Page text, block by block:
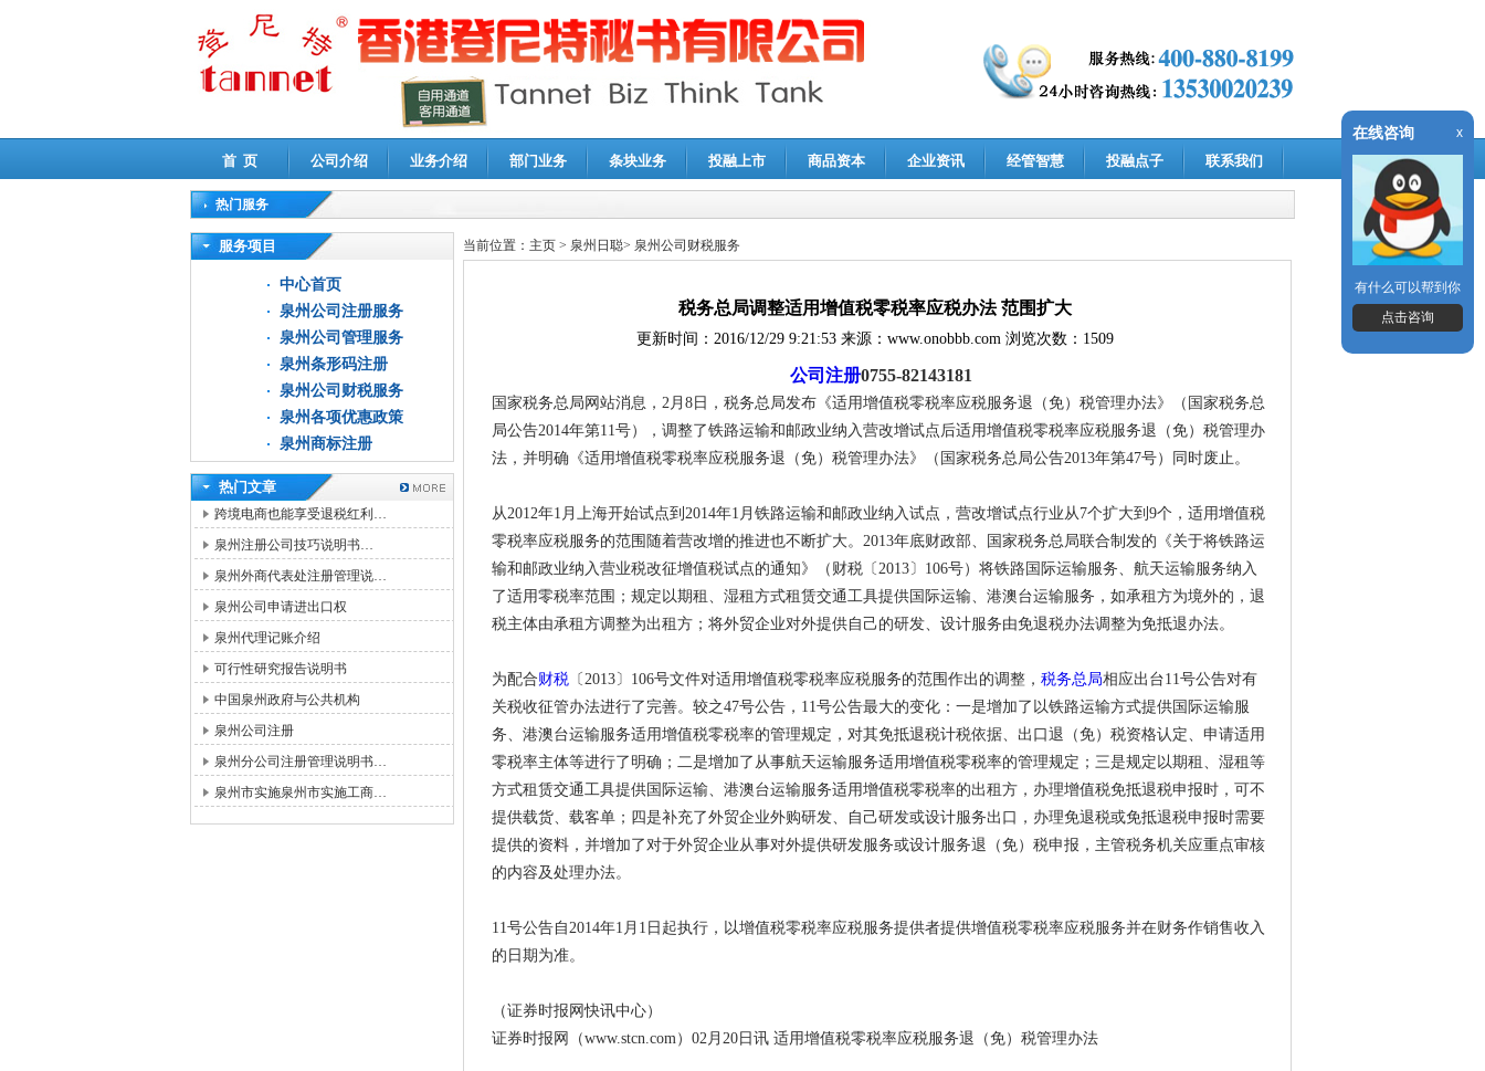
首 页 公司介绍 业务介绍 部门业务 条块业务 投融上市 商品资本 企业资讯 经管智慧 投融点子 联系我们
热门服务
高新技术企业认定审计|企业所得税汇算清缴申报鉴证
服务项目
中心首页
泉州公司注册服务
泉州公司管理服务
泉州条形码注册
泉州公司财税服务
泉州各项优惠政策
泉州商标注册
热门文章
跨境电商也能享受退税红利…
泉州注册公司技巧说明书…
泉州外商代表处注册管理说…
泉州公司申请进出口权
泉州代理记账介绍
可行性研究报告说明书
中国泉州政府与公共机构
泉州公司注册
泉州分公司注册管理说明书…
泉州市实施泉州市实施工商…
当前位置： 主页 > 泉州日聪> 泉州公司财税服务
税务总局调整适用增值税零税率应税办法 范围扩大
更新时间： 2016/12/29 9:21:53来源： www.onobbb.com浏览次数：1509
公司注册0755-82143181
国家税务总局网站消息，2月8日，税务总局发布《适用增值税零税率应税服务退（免）税管理办法》（国家税务总
局公告2014年第11号），调整了铁路运输和邮政业纳入营改增试点后适用增值税零税率应税服务退（免）税管理办
法，并明确《适用增值税零税率应税服务退（免）税管理办法》（国家税务总局公告2013年第47号）同时废止。
从2012年1月上海开始试点到2014年1月铁路运输和邮政业纳入试点，营改增试点行业从7个扩大到9个，适用增值税
零税率应税服务的范围随着营改增的推进也不断扩大。2013年底财政部、国家税务总局联合制发的《关于将铁路运
输和邮政业纳入营业税改征增值税试点的通知》（财税〔2013〕106号）将铁路国际运输服务、航天运输服务纳入
了适用零税率范围；规定以期租、湿租方式租赁交通工具提供国际运输、港澳台运输服务，如承租方为境外的，退
税主体由承租方调整为出租方；将外贸企业对外提供自己的研发、设计服务由免退税办法调整为免抵退办法。
为配合财税 〔2013〕106号文件对适用增值税零税率应税服务的范围作出的调整， 税务总局相应出台11号公告对有
关税收征管办法进行了完善。较之47号公告，11号公告最大的变化：一是增加了以铁路运输方式提供国际运输服
务、港澳台运输服务适用增值税零税率的管理规定，对其免抵退税计税依据、出口退（免）税资格认定、申请适用
零税率主体等进行了明确；二是增加了从事航天运输服务适用增值税零税率的管理规定；三是规定以期租、湿租等
方式租赁交通工具提供国际运输、港澳台运输服务适用增值税零税率的出租方，办理增值税免抵退税申报时，可不
提供载货、载客单；四是补充了外贸企业外购研发、自己研发或设计服务出口，办理免退税或免抵退税申报时需要
提供的资料，并增加了对于外贸企业从事对外提供研发服务或设计服务退（免）税申报，主管税务机关应重点审核
的内容及处理办法。
11号公告自2014年1月1日起执行，以增值税零税率应税服务提供者提供增值税零税率应税服务并在财务作销售收入
的日期为准。
（证券时报网快讯中心）
证券时报网（www.stcn.com）02月20日讯 适用增值税零税率应税服务退（免）税管理办法
在线咨询 x
有什么可以帮到你
点击咨询